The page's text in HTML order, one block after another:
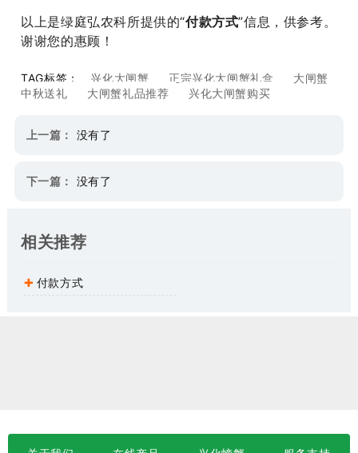
以上是绿庭弘农科所提供的“付款方式”信息，供参考。
谢谢您的惠顾！
TAG标签： 兴化大闸蟹 正宗兴化大闸蟹礼盒
大闸蟹
中秋送礼
大闸蟹礼品推荐 兴化大闸蟹购买
上一篇： 没有了
下一篇： 没有了
相关推荐
付款方式